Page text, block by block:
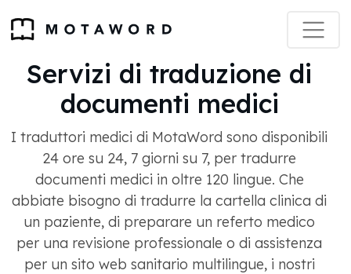
Servizi di traduzione di
documenti medici
I traduttori medici di MotaWord sono disponibili
24 ore su 24, 7 giorni su 7, per tradurre
documenti medici in oltre 120 lingue. Che
abbiate bisogno di tradurre la cartella clinica di
un paziente, di preparare un referto medico
per una revisione professionale o di assistenza
per un sito web sanitario multilingue, i nostri